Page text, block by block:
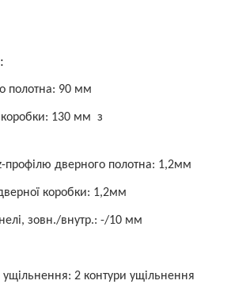
полотна: 90 мм
130 мм з
профілю дверного полотна: 1,2мм
коробки: 1,2мм
зовн./внутр.: -/10 мм
ущільнення: 2 контури ущільнення